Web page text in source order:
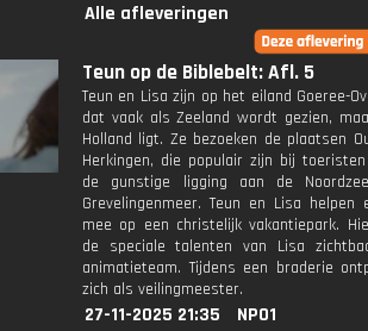
Alle afleveringen
Teun op de Biblebelt: Afl. 5
Teun en Lisa zijn op het eiland Goeree-
dat vaak als Zeeland wordt gezien,
Holland ligt. Ze bezoeken de plaatsen
Herkingen, die populair zijn bij
de gunstige ligging aan de
Grevelingenmeer. Teun en Lisa helpen
mee op een christelijk vakantiepark.
de speciale talenten van Lisa
animatieteam. Tijdens een braderie
zich als veilingmeester.
27-11-2025 21:35
NPO1